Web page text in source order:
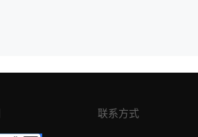
联系方式